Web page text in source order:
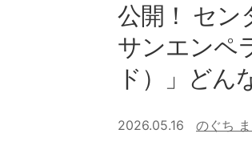
公開！ セン
サンエンペ
ド）」どん
2026.05.16 のぐち